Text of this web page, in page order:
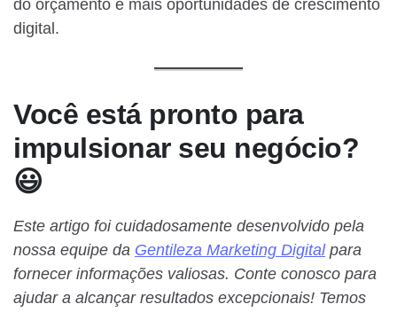
do orçamento e mais oportunidades de crescimento
digital.
Você está pronto para
impulsionar seu negócio?
😃
Este artigo foi cuidadosamente desenvolvido pela
nossa equipe da Gentileza Marketing Digital para
fornecer informações valiosas. Conte conosco para
ajudar a alcançar resultados excepcionais! Temos